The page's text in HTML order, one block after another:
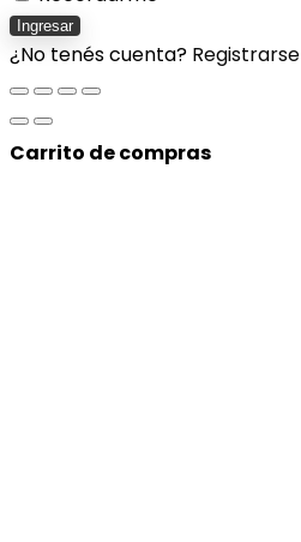
Ingresar
¿No tenés cuenta? Registrarse
Carrito de compras